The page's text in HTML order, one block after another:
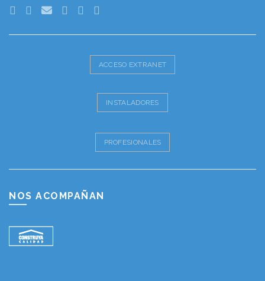
ACCESO EXTRANET
INSTALADORES
PROFESIONALES
NOS ACOMPAÑAN